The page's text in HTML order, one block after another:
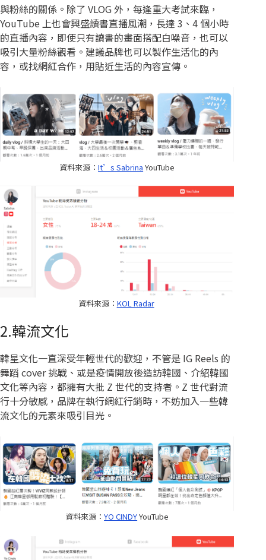
與粉絲的關係。除了 VLOG 外，每逢重大考試來臨，
YouTube 上也會興盛讀書直播風潮，長達 3、4 個小時
的直播內容，即使只有讀書的畫面搭配白噪音，也可以
吸引大量粉絲觀看。建議品牌也可以製作生活化的內
容，或找網紅合作，用貼近生活的內容宣傳。
資料來源：It’s Sabrina YouTube
資料來源： KOL Radar
2.韓流文化
韓星文化一直深受年輕世代的歡迎，不管是 IG Reels 的
舞蹈 cover 挑戰、或是疫情開放後造訪韓國、介紹韓國
文化等內容，都擁有大批 Z 世代的支持者。Z 世代對流
行十分敏感，品牌在執行網紅行銷時，不妨加入一些韓
流文化的元素來吸引目光。
資料來源：YO CINDYYouTube